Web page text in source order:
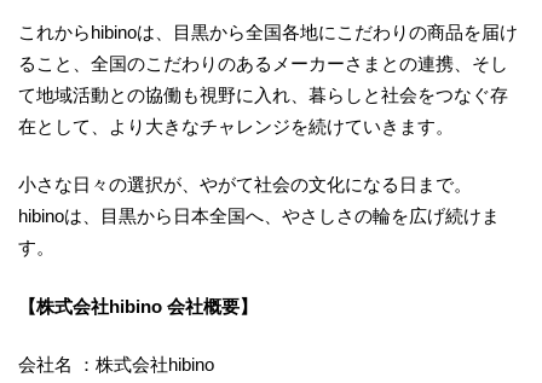
これからhibinoは、目黒から全国各地にこだわりの商品を届け
ること、全国のこだわりのあるメーカーさまとの連携、そし
て地域活動との協働も視野に入れ、暮らしと社会をつなぐ存
在として、より大きなチャレンジを続けていきます。
小さな日々の選択が、やがて社会の文化になる日まで。
hibinoは、目黒から日本全国へ、やさしさの輪を広げ続けま
す。
【株式会社hibino 会社概要】
会社名 ：株式会社hibino